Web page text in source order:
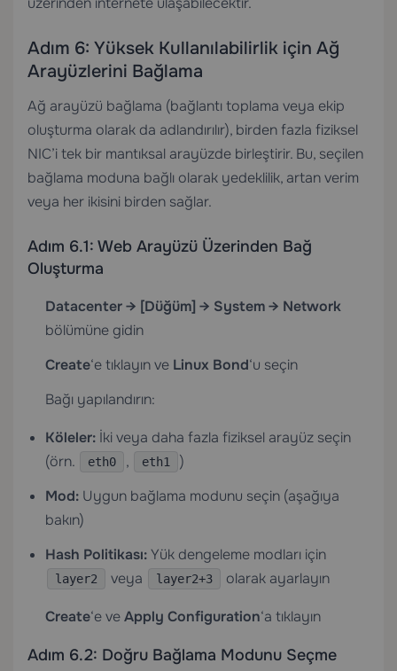
Adım 6: Yüksek Kullanılabilirlik için Ağ
Arayüzlerini Bağlama
Ağ arayüzü bağlama (bağlantı toplama veya ekip
oluşturma olarak da adlandırılır), birden fazla fiziksel
NIC’i tek bir mantıksal arayüzde birleştirir. Bu, seçilen
bağlama moduna bağlı olarak yedeklilik, artan verim
veya her ikisini birden sağlar.
Adım 6.1: Web Arayüzü Üzerinden Bağ
Oluşturma
Datacenter → [Düğüm] → System → Network
bölümüne gidin
Create‘e tıklayın ve Linux Bond‘u seçin
Bağı yapılandırın:
Köleler: İki veya daha fazla fiziksel arayüz seçin
(örn.
eth0 , eth1
)
Mod: Uygun bağlama modunu seçin (aşağıya
bakın)
Hash Politikası:Yük dengeleme modları için
layer2 veya layer2+3 olarak ayarlayın
Create‘e veApply Configuration‘a tıklayın
Adım 6.2: Doğru Bağlama Modunu Seçme